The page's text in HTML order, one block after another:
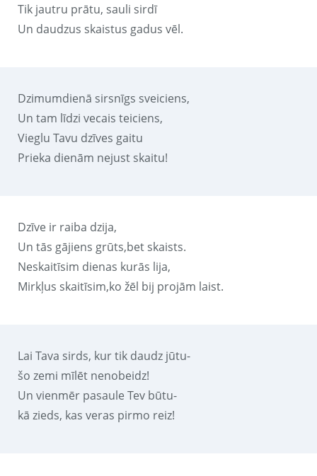
Tik jautru prātu, sauli sirdī
Un daudzus skaistus gadus vēl.
Dzimumdienā sirsnīgs sveiciens,
Un tam līdzi vecais teiciens,
Vieglu Tavu dzīves gaitu
Prieka dienām nejust skaitu!
Dzīve ir raiba dzija,
Un tās gājiens grūts,bet skaists.
Neskaitīsim dienas kurās lija,
Mirkļus skaitīsim,ko žēl bij projām laist.
Lai Tava sirds, kur tik daudz jūtu-
šo zemi mīlēt nenobeidz!
Un vienmēr pasaule Tev būtu-
kā zieds, kas veras pirmo reiz!